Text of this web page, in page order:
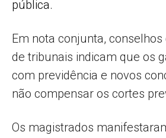
pública.
Em nota conjunta,
de tribunais indicam que os
com previdência e novos
não compensar os cortes
Os magistrados